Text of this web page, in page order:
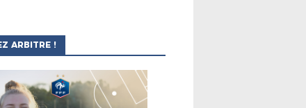
ARBITRE !